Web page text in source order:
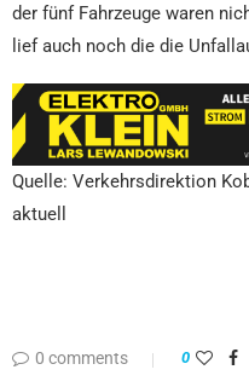
der fünf Fahrzeuge waren
lief auch noch die die
Quelle: Verkehrsdirektion
aktuell
0 comments 0